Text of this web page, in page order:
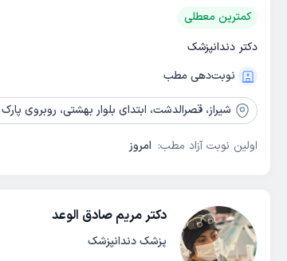
کمترین معطلی
دکتر دندانپزشک
نوبت‌دهی مطب
شیراز، قصرالدشت، ابتدای بلوار بهشتی، روبروی پارک
اولین نوبت آزاد مطب: امروز
دکتر مریم صادق الوعد
پزشک دندانپزشک